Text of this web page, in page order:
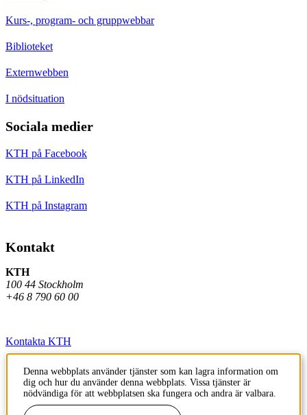
Kurs-, program- och gruppwebbar
Biblioteket
Externwebben
I nödsituation
Sociala medier
KTH på Facebook
KTH på LinkedIn
KTH på Instagram
Kontakt
KTH
100 44 Stockholm
+46 8 790 60 00
Kontakta KTH
Jobba på KTH
Press och media
Denna webbplats använder tjänster som kan lagra information om
dig och hur du använder denna webbplats. Vissa tjänster är
nödvändiga för att webbplatsen ska fungera och andra är valbara.